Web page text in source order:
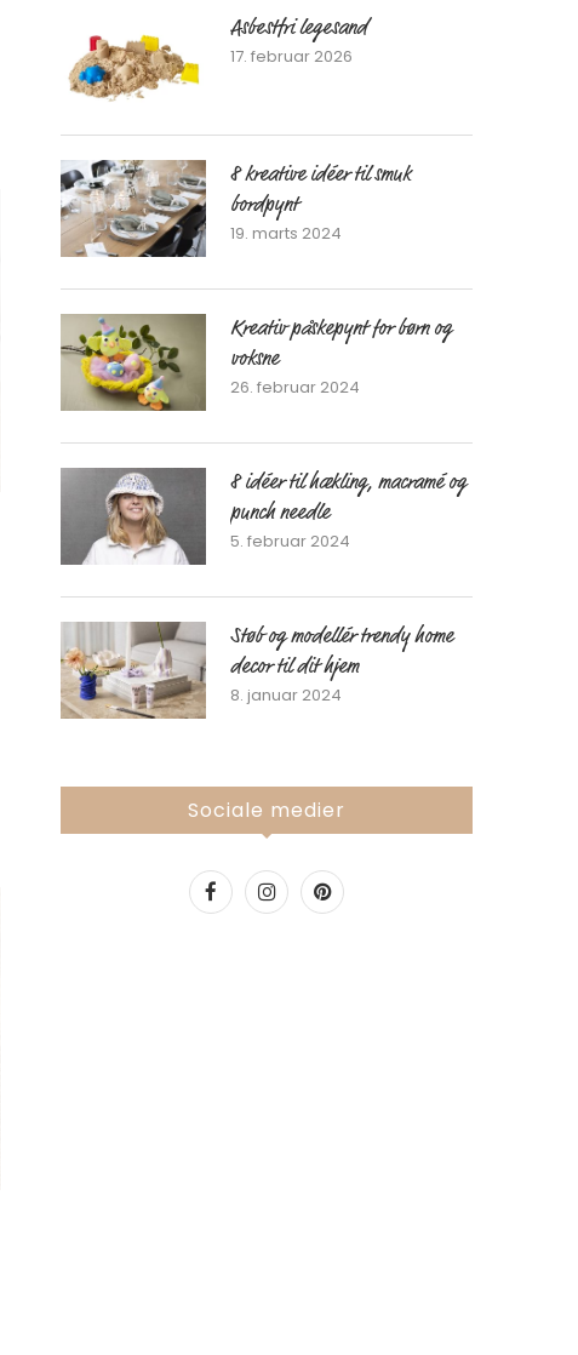
Asbestfri legesand
17. februar 2026
8 kreative idéer til smuk
bordpynt
19. marts 2024
Kreativ påskepynt for børn og
voksne
26. februar 2024
8 idéer til hækling, macramé og
punch needle
5. februar 2024
Støb og modellér trendy home
decor til dit hjem
8. januar 2024
Sociale medier